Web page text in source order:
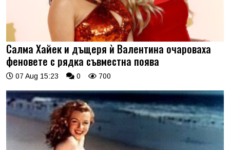
Салма Хайек и дъщеря ѝ Валентина очароваха
феновете с рядка съвместна поява
07 Aug 15:23 0 700